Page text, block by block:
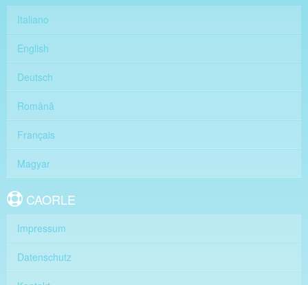
Italiano
English
Deutsch
Română
Français
Magyar
CAORLE
Impressum
Datenschutz